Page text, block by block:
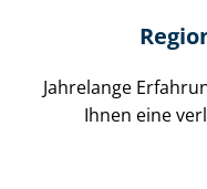
Jahrelange
Ihnen eine